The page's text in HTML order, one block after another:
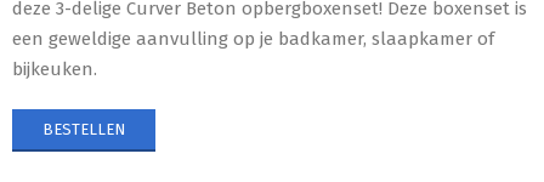
deze 3-delige Curver Beton opbergboxenset! Deze boxenset is
een geweldige aanvulling op je badkamer, slaapkamer of
bijkeuken.
BESTELLEN